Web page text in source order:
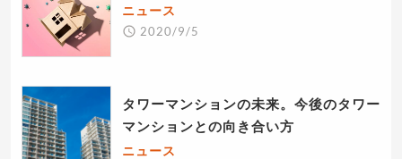
ニュース
2020/9/5
タワーマンションの未来。今後のタワー
マンションとの向き合い方
ニュース